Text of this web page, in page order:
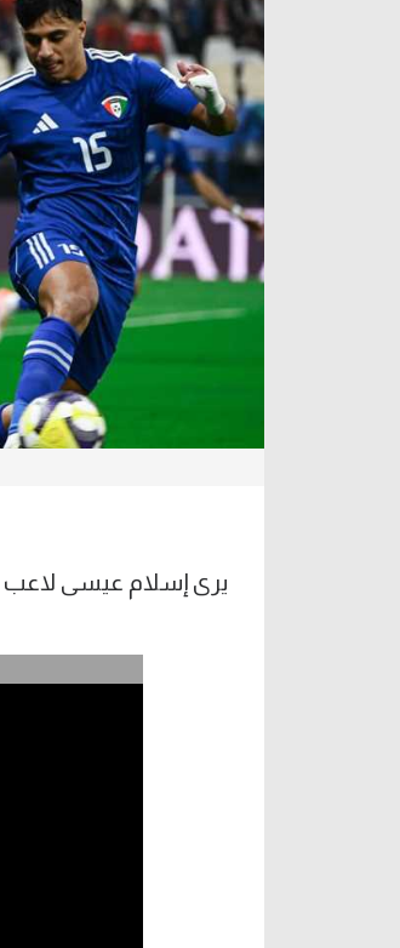
آراء حرة
ركن الألعاب
يرى إسلام عيسى لاعب